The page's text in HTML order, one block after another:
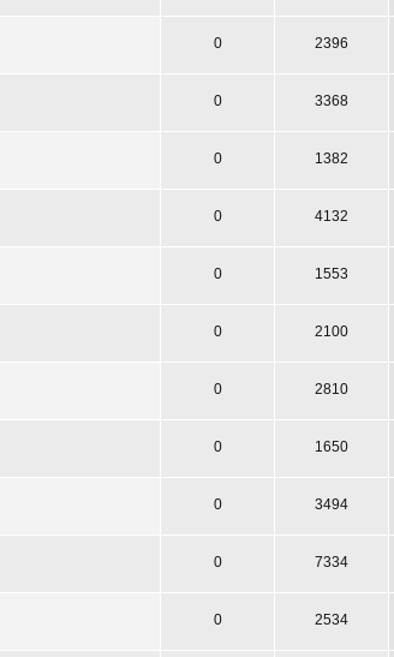
0 2396
0 3368
0 1382
0 4132
0 1553
0 2100
0 2810
0 1650
0 3494
0 7334
0 2534